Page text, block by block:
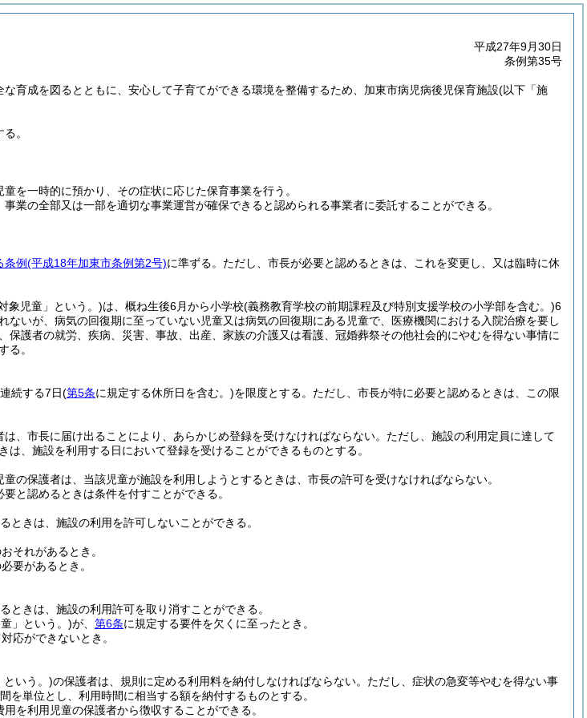
平成27年9月30日
条例第35号
育成を図るとともに、安心して子育てができる環境を整備するため、加東市病児病後児保育施設(以下「施
。
を一時的に預かり、その症状に応じた保育事業を行う。
事業の全部又は一部を適切な事業運営が確保できると認められる事業者に委託することができる。
条例(平成18年加東市条例第2号)に準ずる。 ただし、市長が必要と認めるときは、これを変更し、又は臨時に休
象児童」という。)は、概ね生後6月から小学校(義務教育学校の前期課程及び特別支援学校の小学部を含む。)6
ないが、病気の回復期に至っていない児童又は病気の回復期にある児童で、医療機関における入院治療を要し
保護者の就労、疾病、災害、事故、出産、家族の介護又は看護、冠婚葬祭その他社会的にやむを得ない事情に
る。
続する7日(第5条に規定する休所日を含む。)を限度とする。 ただし、市長が特に必要と認めるときは、この限
、市長に届け出ることにより、あらかじめ登録を受けなければならない。 ただし、施設の利用定員に達して
、施設を利用する日において登録を受けることができるものとする。
の保護者は、当該児童が施設を利用しようとするときは、市長の許可を受けなければならない。
と認めるときは条件を付すことができる。
ときは、施設の利用を許可しないことができる。
それがあるとき。
要があるとき。
ときは、施設の利用許可を取り消すことができる。
」という。)が、 第6条に規定する要件を欠くに至ったとき。
応ができないとき。
という。)の保護者は、規則に定める利用料を納付しなければならない。 ただし、症状の急変等やむを得ない事
を単位とし、利用時間に相当する額を納付するものとする。
を利用児童の保護者から徴収することができる。